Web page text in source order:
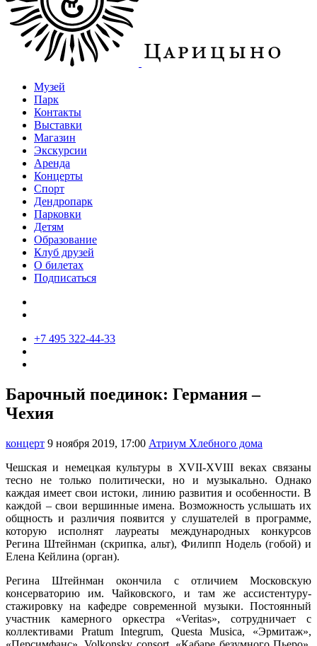
Музей
Парк
Контакты
Выставки
Магазин
Экскурсии
Аренда
Концерты
Спорт
Дендропарк
Парковки
Детям
Образование
Клуб друзей
О билетах
Подписаться
+7 495 322-44-33
Барочный поединок: Германия –
Чехия
концерт 9 ноября 2019, 17:00 Атриум Хлебного дома
Чешская и немецкая культуры в XVII-XVIII веках связаны
тесно не только политически, но и музыкально. Однако
каждая имеет свои истоки, линию развития и особенности. В
каждой – свои вершинные имена. Возможность услышать их
общность и различия появится у слушателей в программе,
которую исполнят лауреаты международных конкурсов
Регина Штейнман (скрипка, альт), Филипп Нодель (гобой) и
Елена Кейлина (орган).
Регина Штейнман окончила с отличием Московскую
консерваторию им. Чайковского, и там же ассистентуру-
стажировку на кафедре современной музыки. Постоянный
участник камерного оркестра «Veritas», сотрудничает с
коллективами Pratum Integrum, Questa Musica, «Эрмитаж»,